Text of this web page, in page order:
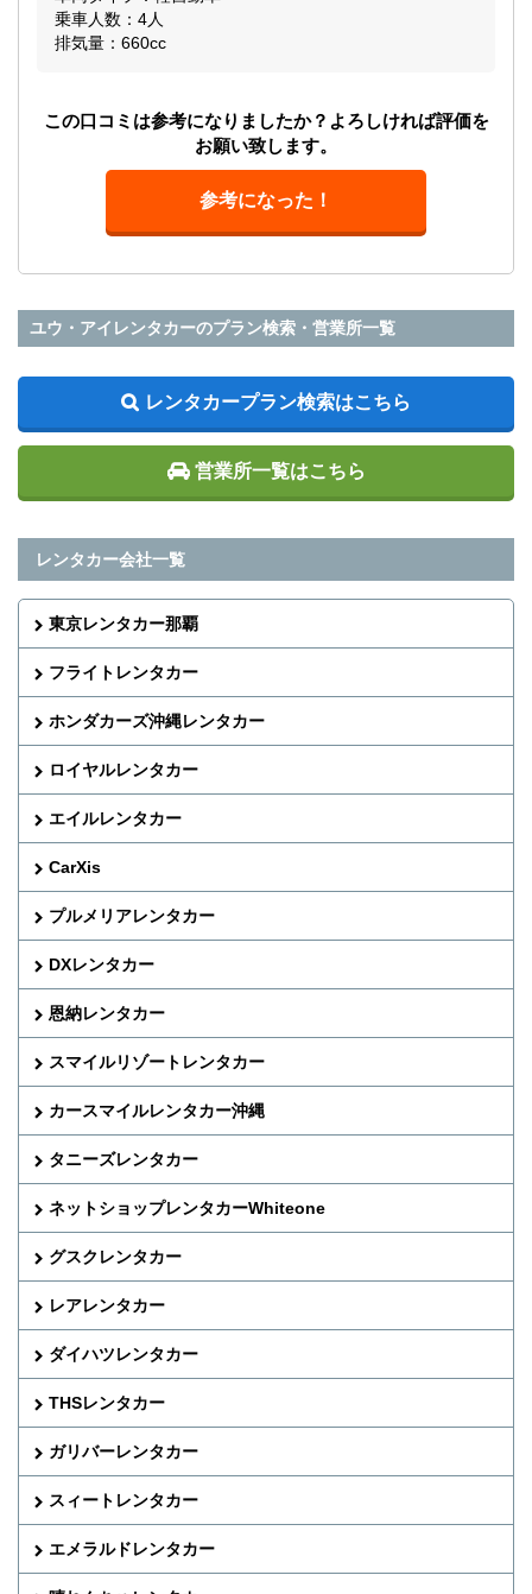
乗車人数：4人
排気量：660cc
この口コミは参考になりましたか？よろしければ評価を
お願い致します。
参考になった！
ユウ・アイレンタカーのプラン検索・営業所一覧
レンタカープラン検索はこちら
営業所一覧はこちら
レンタカー会社一覧
東京レンタカー那覇
フライトレンタカー
ホンダカーズ沖縄レンタカー
ロイヤルレンタカー
エイルレンタカー
CarXis
プルメリアレンタカー
DXレンタカー
恩納レンタカー
スマイルリゾートレンタカー
カースマイルレンタカー沖縄
タニーズレンタカー
ネットショップレンタカーWhiteone
グスクレンタカー
レアレンタカー
ダイハツレンタカー
THSレンタカー
ガリバーレンタカー
スィートレンタカー
エメラルドレンタカー